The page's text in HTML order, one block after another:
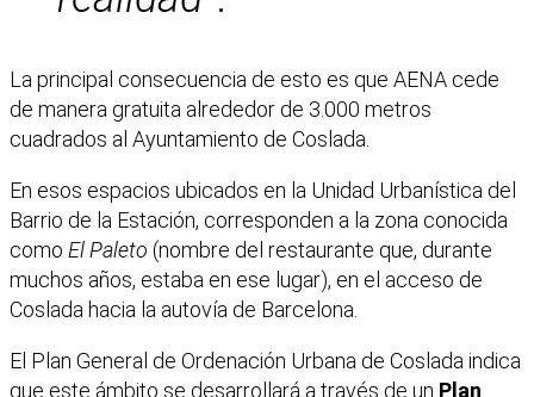
La principal consecuencia de esto es que AENA cede
de manera gratuita alrededor de 3.000 metros
cuadrados al Ayuntamiento de Coslada.
En esos espacios ubicados en la Unidad Urbanística del
Barrio de la Estación, corresponden a la zona conocida
como El Paleto (nombre del restaurante que, durante
muchos años, estaba en ese lugar), en el acceso de
Coslada hacia la autovía de Barcelona.
El Plan General de Ordenación Urbana de Coslada indica
que este ámbito se desarrollará a través de un Plan